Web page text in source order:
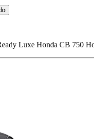
Luxe Honda CB 750